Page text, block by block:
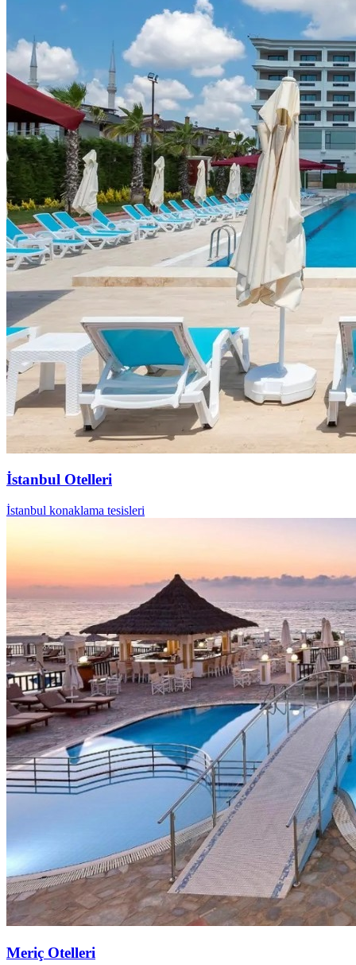
İstanbul Otelleri
İstanbul konaklama tesisleri
Meriç Otelleri